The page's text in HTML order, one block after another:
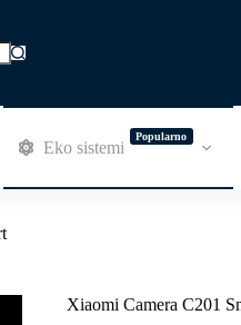
Eko sistemi
Popularno
Xiaomi Camera C201